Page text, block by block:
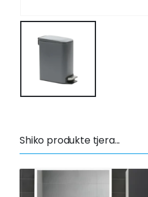
Shiko produkte tjera...